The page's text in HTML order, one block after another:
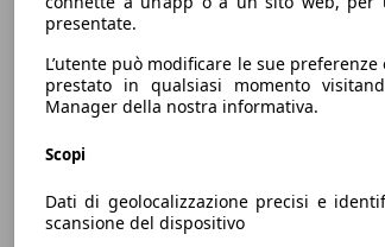
presentate.
L’utente può modificare le sue
prestato in qualsiasi momento
Manager della nostra informativa.
Scopi
Dati di geolocalizzazione precisi e
scansione del dispositivo